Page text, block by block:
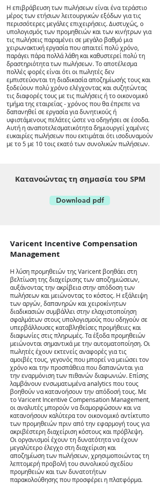
Η επιβράβευση των πωλήσεων είναι ένα τεράστιο
μέρος των ετήσιων λειτουργικών εξόδων για τις
περισσότερες μεγάλες επιχειρήσεις. Δυστυχώς, ο
υπολογισμός των προμηθειών και των κινήτρων για
τις πωλήσεις παραμένει σε μεγάλο βαθμό μια
χειρωνακτική εργασία που απαιτεί πολύ χρόνο,
παράγει πάρα πολλά λάθη και καθυστερεί πολύ τη
δραστηριότητα των πωλήσεων. Το αποτέλεσμα
πολλές φορές είναι ότι οι πωλητές δεν
εμπιστεύονται τη διαδικασία αποζημίωσής τους και
ξοδεύουν πολύ χρόνο ελέγχοντας και συζητώντας
τις διαφορές τους με τις πωλήσεις ή το οικονομικό
τμήμα της εταιρείας - χρόνος που θα έπρεπε να
δαπανηθεί σε εργασία για δυνητικούς ή
υφιστάμενους πελάτες ώστε να οδηγήσει σε έσοδα.
Αυτή η αναποτελεσματικότητα δημιουργεί χαμένες
ευκαιρίες πωλήσεων που εκτιμάται ότι ισοδυναμούν
με το 5 με 10 τοις εκατό των συνολικών πωλήσεων.
Κατανοώντας τη σημασία του SPM
Download pdf
Varicent Incentive Compensation
Management
Η λύση προμηθειών της Varicent βοηθάει στη
βελτίωση της διαχείρισης των αποζημιώσεων,
αυξάνοντας την ακρίβεια στην απόδοση των
πωλήσεων και μειώνοντας το κόστος. Η εξάλειψη
των αργών, δαπανηρών και χειροκίνητων
διαδικασιών συμβάλλει στην ελαχιστοποίηση
σφαλμάτων στους υπολογισμούς που οδηγούν σε
υπερβάλλουσες καταβληθείσες προμήθειες και
διαφωνίες στις πληρωμές. Τα έξοδα προμηθειών
μειώνονται σημαντικά με την αυτοματοποίηση. Οι
πωλητές έχουν εκτενείς αναφορές για τις
αμοιβές τους, γεγονός που μπορεί να μειώσει τον
χρόνο και την προσπάθεια που δαπανώνται για
την εναρμόνιση των πιθανών διαφωνιών. Επίσης
λαμβάνουν ενσωματωμένα analytics που τους
βοηθούν να κατανοήσουν την απόδοσή τους. Με
το Varicent Incentive Compensation Management,
οι αναλυτές μπορούν να διαμορφώσουν και να
κατανοήσουν καλύτερα τον οικονομικό αντίκτυπο
των προμηθειών πριν από την εφαρμογή τους για
ακριβέστερη διαχείριση κόστους και πρόβλεψη.
Οι οργανισμοί έχουν τη δυνατότητα να έχουν
μεγαλύτερο έλεγχο στη διαχείριση και
αποζημίωση των πωλήσεων, χρησιμοποιώντας τη
λεπτομερή προβολή του συνολικού σχεδίου
προμηθειών και των δυνατοτήτων
παρακολούθησης που προσφέρει η πλατφόρμα.